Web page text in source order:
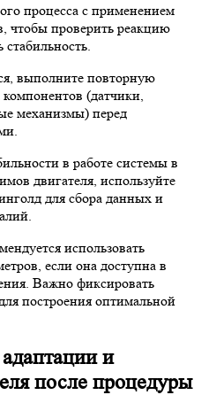
процесса с применением
чтобы проверить реакцию
выполните повторную
(датчики,
механизмы) перед
в работе системы в
двигателя, используйте
для сбора данных и
использовать
если она доступна в
Важно фиксировать
построения оптимальной
адаптации и
после процедуры